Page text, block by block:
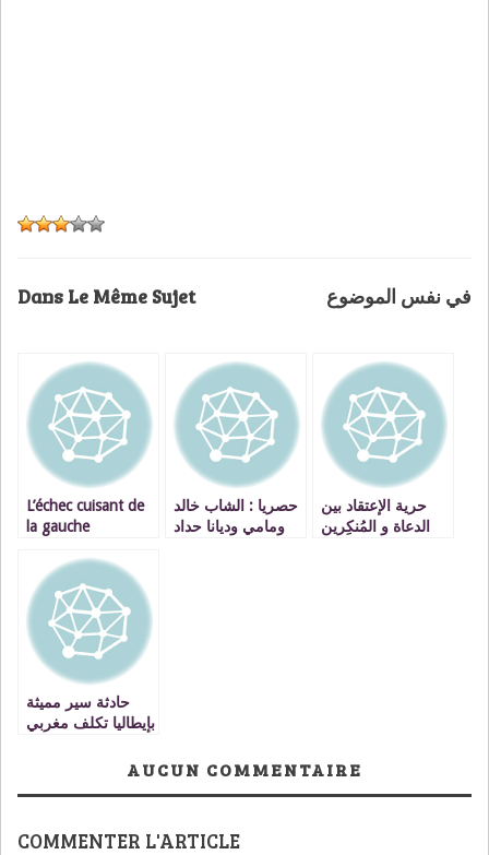
Dans Le Même Sujet في نفس الموضوع
L’échec cuisant de
la gauche
حصريا : الشاب خالد
ومامي وديانا حداد
حرية الإعتقاد بين
الدعاة و المُنكِرين
حادثة سير مميثة
بإيطاليا تكلف مغربي
AUCUN COMMENTAIRE
COMMENTER L'ARTICLE